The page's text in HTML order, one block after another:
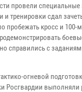
провели специальные
тренировки сдал
пробежать кросс и 100-
справились с
огневой
Росгвардии выполняли